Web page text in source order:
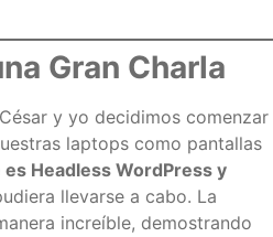
Gran Charla
y yo decidimos comenzar
laptops como pantallas
es Headless WordPress y
llevarse a cabo. La
increíble, demostrando